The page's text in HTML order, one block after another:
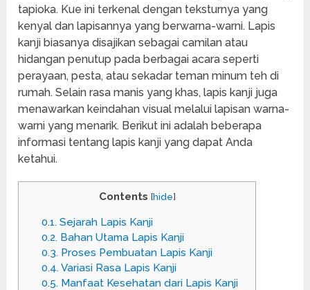
tapioka. Kue ini terkenal dengan teksturnya yang
kenyal dan lapisannya yang berwarna-warni. Lapis
kanji biasanya disajikan sebagai camilan atau
hidangan penutup pada berbagai acara seperti
perayaan, pesta, atau sekadar teman minum teh di
rumah. Selain rasa manis yang khas, lapis kanji juga
menawarkan keindahan visual melalui lapisan warna-
warni yang menarik. Berikut ini adalah beberapa
informasi tentang lapis kanji yang dapat Anda
ketahui.
Contents [hide]
0.1.Sejarah Lapis Kanji
0.2.Bahan Utama Lapis Kanji
0.3.Proses Pembuatan Lapis Kanji
0.4.Variasi Rasa Lapis Kanji
0.5.Manfaat Kesehatan dari Lapis Kanji